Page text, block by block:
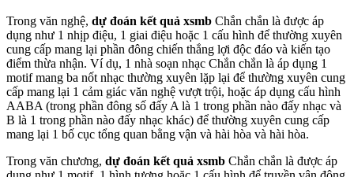
Trong văn nghệ, dự đoán kết quả xsmb Chắn chắn là được áp
dụng như 1 nhịp điệu, 1 giai điệu hoặc 1 cấu hình để thường xuyên
cung cấp mang lại phần đông chiến thắng lợi độc đáo và kiến tạo
điểm thừa nhận. Ví dụ, 1 nhà soạn nhạc Chắn chắn là áp dụng 1
motif mang ba nốt nhạc thường xuyên lặp lại để thường xuyên cung
cấp mang lại 1 cảm giác văn nghệ vượt trội, hoặc áp dụng cấu hình
AABA (trong phần đông số đấy A là 1 trong phần nào đấy nhạc và
B là 1 trong phần nào đấy nhạc khác) để thường xuyên cung cấp
mang lại 1 bố cục tổng quan bằng vận và hài hòa và hài hòa.
Trong văn chương, dự đoán kết quả xsmb Chắn chắn là được áp